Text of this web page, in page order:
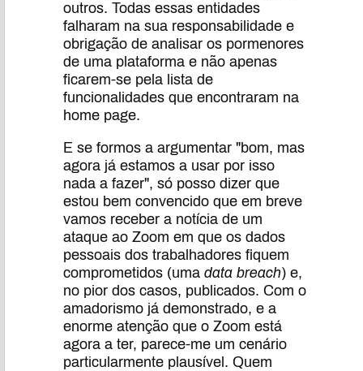
outros. Todas essas entidades
falharam na sua responsabilidade e
obrigação de analisar os pormenores
de uma plataforma e não apenas
ficarem-se pela lista de
funcionalidades que encontraram na
home page.
E se formos a argumentar "bom, mas
agora já estamos a usar por isso
nada a fazer", só posso dizer que
estou bem convencido que em breve
vamos receber a notícia de um
ataque ao Zoom em que os dados
pessoais dos trabalhadores fiquem
comprometidos (uma data breach) e,
no pior dos casos, publicados. Com o
amadorismo já demonstrado, e a
enorme atenção que o Zoom está
agora a ter, parece-me um cenário
particularmente plausível. Quem